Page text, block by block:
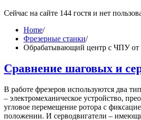
Сейчас на сайте 144 гостя и нет
Home/
Фрезерные станки/
Обрабатывающий центр с ЧПУ от
Сравнение шаговых и
В работе фрезеров используются два
– электромеханическое устройство,
угловое перемещение ротора с
положении. И серводвигатели –